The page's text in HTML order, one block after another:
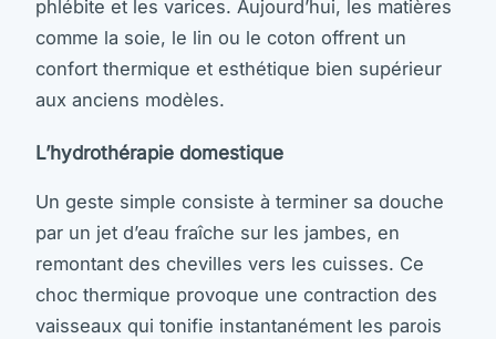
phlébite et les varices. Aujourd’hui, les matières
comme la soie, le lin ou le coton offrent un
confort thermique et esthétique bien supérieur
aux anciens modèles.
L’hydrothérapie domestique
Un geste simple consiste à terminer sa douche
par un jet d’eau fraîche sur les jambes, en
remontant des chevilles vers les cuisses. Ce
choc thermique provoque une contraction des
vaisseaux qui tonifie instantanément les parois